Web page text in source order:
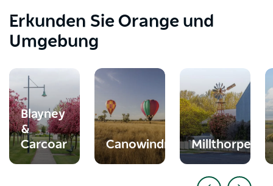
Erkunden Sie Orange und
Umgebung
Blayney
&
Carcoar
Canowindra Millthorpe